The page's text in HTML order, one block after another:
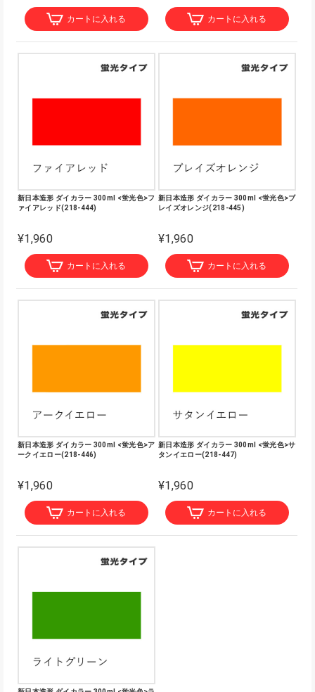
カートに入れる カートに入れる
新日本造形 ダイカラー 300ml <蛍光色>フ
ァイアレッド(218-444)
¥1,960
カートに入れる
新日本造形 ダイカラー 300ml <蛍光色>ブ
レイズオレンジ(218-445)
¥1,960
カートに入れる
新日本造形 ダイカラー 300ml <蛍光色>ア
ークイエロー(218-446)
¥1,960
カートに入れる
新日本造形 ダイカラー 300ml <蛍光色>サ
タンイエロー(218-447)
¥1,960
カートに入れる